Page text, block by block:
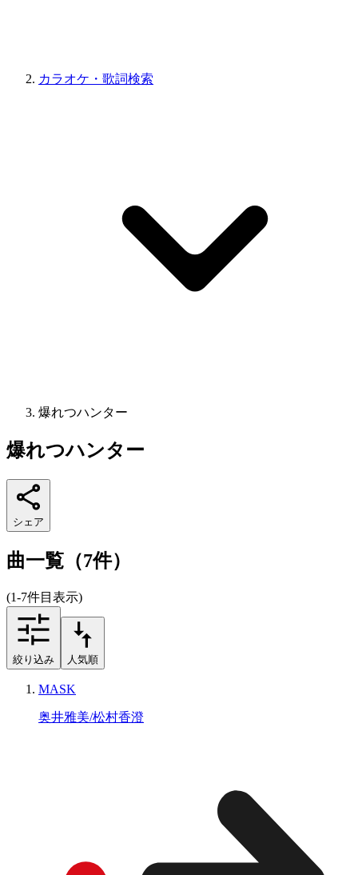
カラオケ・歌詞検索
爆れつハンター
爆れつハンター
シェア
曲一覧（7件）
(1-7件目表示)
絞り込み 人気順
MASK
奥井雅美/松村香澄